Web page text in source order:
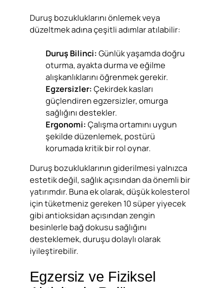
Duruş bozukluklarını önlemek veya
düzeltmek adına çeşitli adımlar atılabilir:
Duruş Bilinci: Günlük yaşamda doğru
oturma, ayakta durma ve eğilme
alışkanlıklarını öğrenmek gerekir.
Egzersizler: Çekirdek kasları
güçlendiren egzersizler, omurga
sağlığını destekler.
Ergonomi: Çalışma ortamını uygun
şekilde düzenlemek, postürü
korumada kritik bir rol oynar.
Duruş bozukluklarının giderilmesi yalnızca
estetik değil, sağlık açısından da önemli bir
yatırımdır. Buna ek olarak, düşük kolesterol
için tüketmeniz gereken 10 süper yiyecek
gibi antioksidan açısından zengin
besinlerle bağ dokusu sağlığını
desteklemek, duruşu dolaylı olarak
iyileştirebilir.
Egzersiz ve Fiziksel